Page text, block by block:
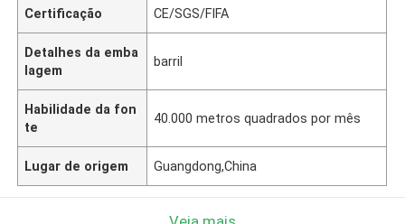
Certificação CE/SGS/FIFA
Detalhes da emba
lagem
barril
Habilidade da fon
te
40.000 metros quadrados por mês
Lugar de origem Guangdong,China